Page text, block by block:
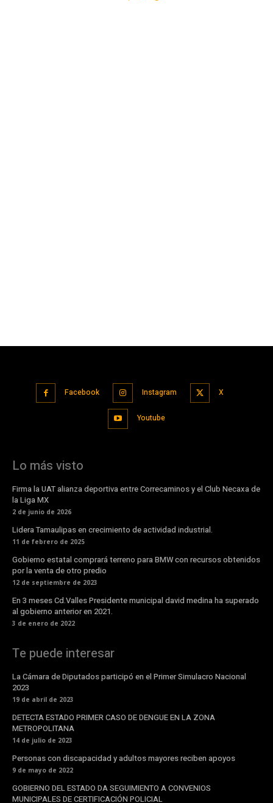
Facebook Instagram X
Youtube
Lo más visto
Firma la UAT alianza deportiva entre Correcaminos y el Club Necaxa de
la Liga MX
2 de junio de 2026
Lidera Tamaulipas en crecimiento de actividad industrial.
11 de febrero de 2025
Gobierno estatal comprará terreno para BMW con recursos obtenidos
por la venta de otro predio
12 de septiembre de 2023
En 3 meses Cd.Valles Presidente municipal david medina ha superado
al gobierno anterior en 2021.
3 de enero de 2022
Te puede interesar
La Cámara de Diputados participó en el Primer Simulacro Nacional
2023
19 de abril de 2023
DETECTA ESTADO PRIMER CASO DE DENGUE EN LA ZONA
METROPOLITANA
14 de julio de 2023
Personas con discapacidad y adultos mayores reciben apoyos
9 de mayo de 2022
GOBIERNO DEL ESTADO DA SEGUIMIENTO A CONVENIOS
MUNICIPALES DE CERTIFICACIÓN POLICIAL